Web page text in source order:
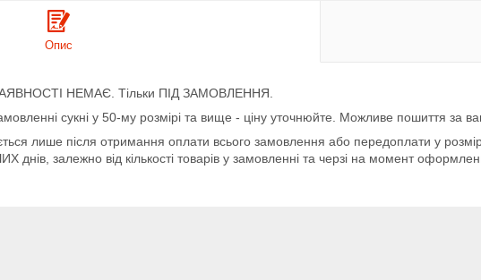
Опис
НЕМАЄ. Тільки ПІД ЗАМОВЛЕННЯ.
сукні у 50-му розмірі та вище - ціну уточнюйте. Можливе пошиття за
лише після отримання оплати всього замовлення або передоплати у
днів, залежно від кількості товарів у замовленні та черзі на момент